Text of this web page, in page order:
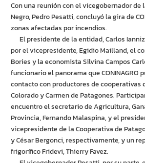
Con una reunión con el vicegobernador de
Negro, Pedro Pesatti, concluyó la gira de
zonas afectadas por incendios.
El presidente de la entidad, Carlos
por el vicepresidente, Egidio Mailland, el
Bories y la economista Silvina Campos
funcionario el panorama que CONINAGRO
contacto con productores de cooperativas
Colorado y Carmen de Patagones.
encuentro el secretario de Agricultura,
Provincia, Fernando Malaspina, y el
vicepresidente de la Cooperativa de
y César Bergonci, respectivamente, y un
frigorífico Fridevi, Thierry Favez.